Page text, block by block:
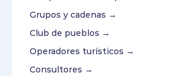
Grupos y cadenas →
Club de pueblos →
Operadores turísticos →
Consultores →